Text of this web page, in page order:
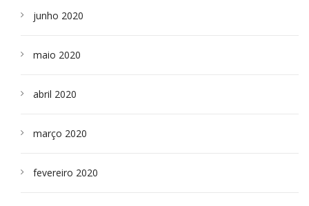
junho 2020
maio 2020
abril 2020
março 2020
fevereiro 2020